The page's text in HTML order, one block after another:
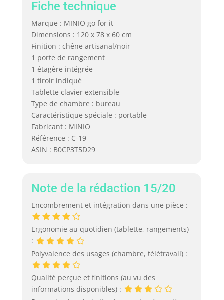
Fiche technique
Marque : MINIO go for it
Dimensions : 120 x 78 x 60 cm
Finition : chêne artisanal/noir
1 porte de rangement
1 étagère intégrée
1 tiroir indiqué
Tablette clavier extensible
Type de chambre : bureau
Caractéristique spéciale : portable
Fabricant : MINIO
Référence : C-19
ASIN : B0CP3T5D29
Note de la rédaction 15/20
Encombrement et intégration dans une pièce :
Ergonomie au quotidien (tablette, rangements)
:
Polyvalence des usages (chambre, télétravail) :
Qualité perçue et finitions (au vu des
informations disponibles) :